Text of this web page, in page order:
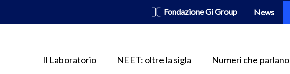
Fondazione Gi Group News
Il Laboratorio NEET: oltre la sigla Numeri che parlano